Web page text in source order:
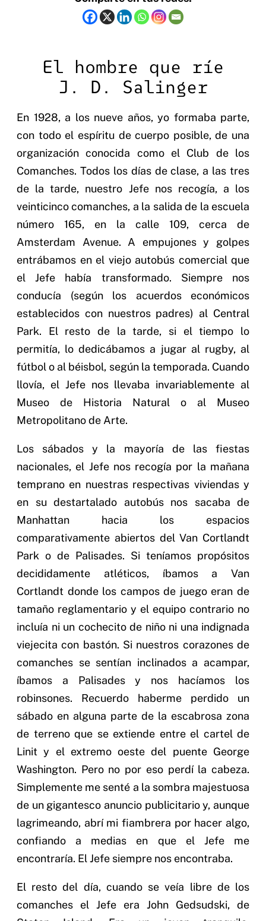
El hombre que ríe
J. D. Salinger
En 1928, a los nueve años, yo formaba parte,
con todo el espíritu de cuerpo posible, de una
organización conocida como el Club de los
Comanches. Todos los días de clase, a las tres
de la tarde, nuestro Jefe nos recogía, a los
veinticinco comanches, a la salida de la escuela
número 165, en la calle 109, cerca de
Amsterdam Avenue. A empujones y golpes
entrábamos en el viejo autobús comercial que
el Jefe había transformado. Siempre nos
conducía (según los acuerdos económicos
establecidos con nuestros padres) al Central
Park. El resto de la tarde, si el tiempo lo
permitía, lo dedicábamos a jugar al rugby, al
fútbol o al béisbol, según la temporada. Cuando
llovía, el Jefe nos llevaba invariablemente al
Museo de Historia Natural o al Museo
Metropolitano de Arte.
Los sábados y la mayoría de las fiestas
nacionales, el Jefe nos recogía por la mañana
temprano en nuestras respectivas viviendas y
en su destartalado autobús nos sacaba de
Manhattan hacia los espacios
comparativamente abiertos del Van Cortlandt
Park o de Palisades. Si teníamos propósitos
decididamente atléticos, íbamos a Van
Cortlandt donde los campos de juego eran de
tamaño reglamentario y el equipo contrario no
incluía ni un cochecito de niño ni una indignada
viejecita con bastón. Si nuestros corazones de
comanches se sentían inclinados a acampar,
íbamos a Palisades y nos hacíamos los
robinsones. Recuerdo haberme perdido un
sábado en alguna parte de la escabrosa zona
de terreno que se extiende entre el cartel de
Linit y el extremo oeste del puente George
Washington. Pero no por eso perdí la cabeza.
Simplemente me senté a la sombra majestuosa
de un gigantesco anuncio publicitario y, aunque
lagrimeando, abrí mi fiambrera por hacer algo,
confiando a medias en que el Jefe me
encontraría. El Jefe siempre nos encontraba.
El resto del día, cuando se veía libre de los
comanches el Jefe era John Gedsudski, de